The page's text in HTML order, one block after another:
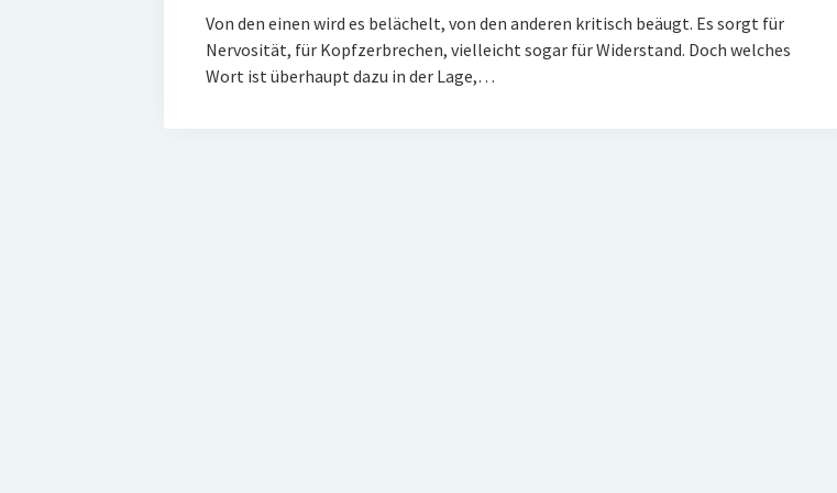
Von den einen wird es belächelt, von den anderen kritisch beäugt. Es sorgt für
Nervosität, für Kopfzerbrechen, vielleicht sogar für Widerstand. Doch welches
Wort ist überhaupt dazu in der Lage,…